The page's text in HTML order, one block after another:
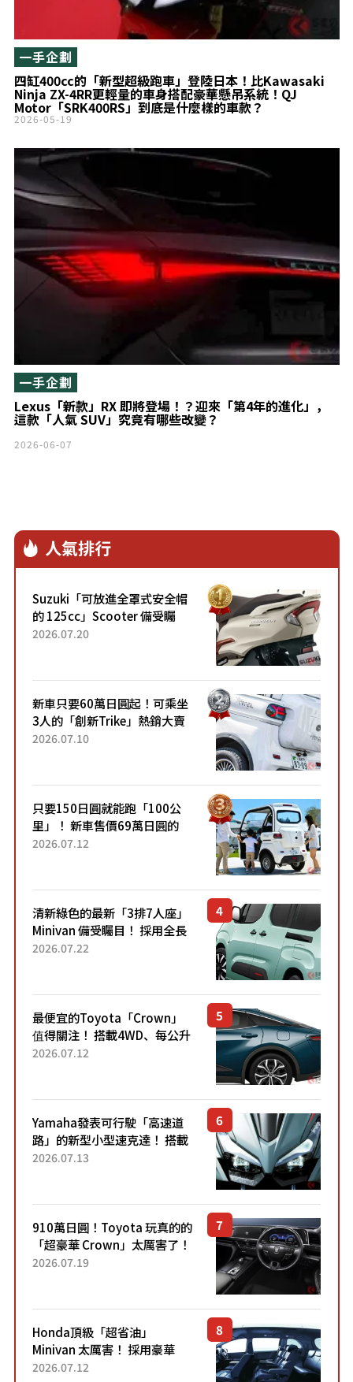
四缸400cc的「新型超級跑車」登陸日本！比Kawasaki
Ninja ZX-4RR更輕量的車身搭配豪華懸吊系統！QJ
Motor「SRK400RS」到底是什麼樣的車款？
一手企劃
2026-05-19
Lexus「新款」RX 即將登場！？迎來「第4年的進化」，
這款「人氣 SUV」究竟有哪些改變？
一手企劃
2026-06-07
人氣排行
Suzuki「可放進全罩式安全帽
的 125cc」Scooter 備受矚
目！採用全新流線設計與各項
2026.07.20
新車只要60萬日圓起！可乘坐
3人的「創新Trike」熱銷大賣
成為人氣車款！「養車成本真
2026.07.10
只要150日圓就能跑「100公
里」！ 新車售價69萬日圓的
「3人座」Trike大受歡迎！ 順
2026.07.12
清新綠色的最新「3排7人座」
Minivan 備受矚目！ 採用全長
4.7公尺剛剛好的車身尺寸與
2026.07.22
最便宜的Toyota「Crown」
值得關注！ 搭載4WD、每公升
22.4公里低油耗表現超亮眼！
2026.07.12
Yamaha發表可行駛「高速道
路」的新型小型速克達！ 搭載
能享受超強勁「渦輪感」的動
2026.07.13
910萬日圓！Toyota 玩真的的
「超豪華 Crown」太厲害了！
採用由「匠人技藝」打造的
2026.07.19
Honda頂級「超省油」
Minivan 太厲害！ 採用豪華
「真皮座椅」與專屬「黑色內
2026.07.12